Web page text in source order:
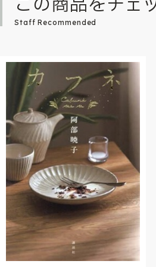
Staff Recommended